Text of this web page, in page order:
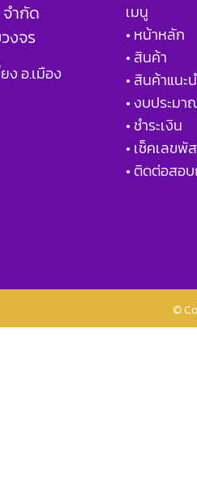
ำกัด
งจร
ง อ.เมือง
เมนู
• หน้าหลัก
• สินค้า
• สินค้าแนะ
• งบประมา
• ชำระเงิน
• เช็คเลขพั
• ติดต่อสอ
©